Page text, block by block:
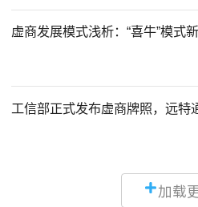
虚商发展模式浅析：“喜牛”模式
工信部正式发布虚商牌照，远特
加载